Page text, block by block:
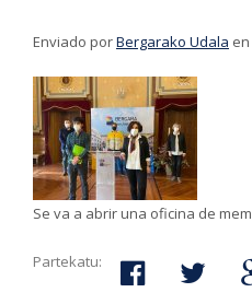
Enviado porBergarako Udala en
Se va a abrir una oficina de
Partekatu: